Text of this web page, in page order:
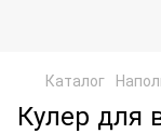
Каталог
Кулер для